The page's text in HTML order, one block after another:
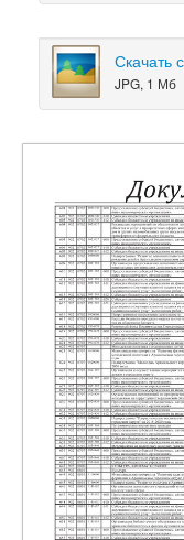
Скачать
JPG, 1 Мб